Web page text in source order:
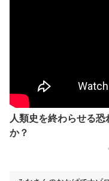
人類史を終わらせる
か？